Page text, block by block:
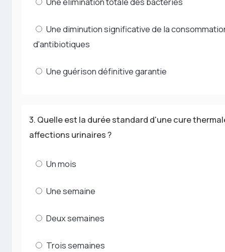
Une diminution significative de la
d'antibiotiques
Une guérison définitive garantie
3. Quelle est la durée standard d'une cure
affections urinaires ?
Un mois
Une semaine
Deux semaines
Trois semaines